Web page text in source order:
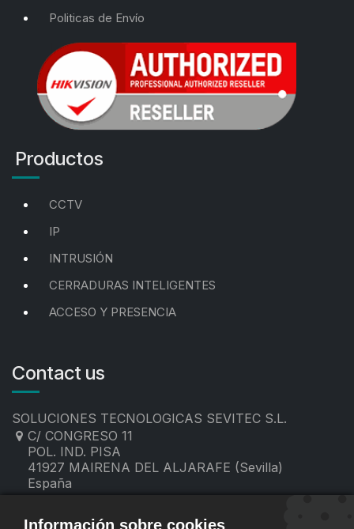
Politicas de Envío
Productos
CCTV
IP
INTRUSIÓN
CERRADURAS INTELIGENTES
ACCESO Y PRESENCIA
Contact us
SOLUCIONES TECNOLOGICAS SEVITEC S.L.
C/ CONGRESO 11
POL. IND. PISA
41927 MAIRENA DEL ALJARAFE (Sevilla)
España
contacto@sevitec.es
Información sobre cookies